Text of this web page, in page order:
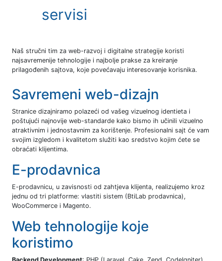
servisi
Naš stručni tim za web-razvoj i digitalne strategije koristi
najsavremenije tehnologije i najbolje prakse za kreiranje
prilagođenih sajtova, koje povećavaju interesovanje korisnika.
Savremeni web-dizajn
Stranice dizajniramo polazeći od vašeg vizuelnog identieta i
poštujući najnovije web-standarde kako bismo ih učinili vizuelno
atraktivnim i jednostavnim za korištenje. Profesionalni sajt će vam
svojim izgledom i kvalitetom služiti kao sredstvo kojim ćete se
obraćati klijentima.
E-prodavnica
E-prodavnicu, u zavisnosti od zahtjeva klijenta, realizujemo kroz
jednu od tri platforme: vlastiti sistem (BtiLab prodavnica),
WooCommerce i Magento.
Web tehnologije koje
koristimo